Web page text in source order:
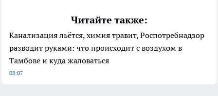
Читайте также:
Канализация льётся, химия травит, Роспотребнадзор
разводит руками: что происходит с воздухом в
Тамбове и куда жаловаться
08:07